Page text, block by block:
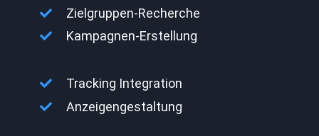
Zielgruppen-Recherche
Kampagnen-Erstellung
Tracking Integration
Anzeigengestaltung